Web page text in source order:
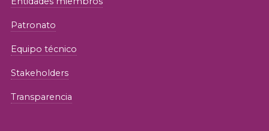
Patronato
Equipo técnico
Stakeholders
Transparencia